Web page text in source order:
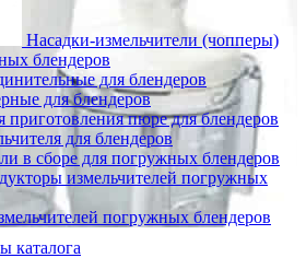
Насадки-измельчители (чопперы)
блендеров
для блендеров
для блендеров
приготовления пюре для блендеров
для блендеров
в сборе для погружных блендеров
измельчителей погружных
погружных блендеров
каталога